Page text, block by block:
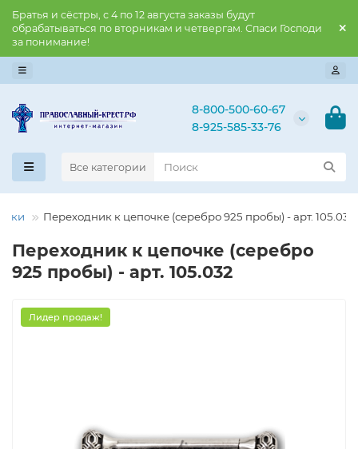
Братья и сёстры, с 4 по 12 августа заказы будут
обрабатываться по вторникам и четвергам. Спаси Господи
за понимание!
8-800-500-60-67
8-925-585-33-76
Все категории
Переходник к цепочке (серебро 925 пробы) - арт. 105.032
Переходник к цепочке (серебро
925 пробы) - арт. 105.032
Лидер продаж!